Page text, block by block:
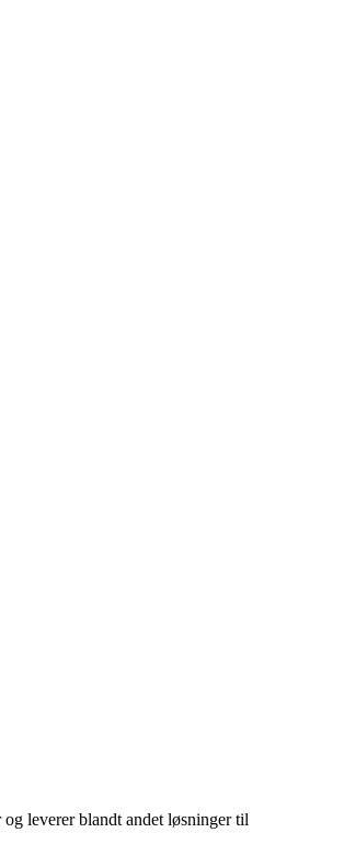
leverer blandt andet løsninger til